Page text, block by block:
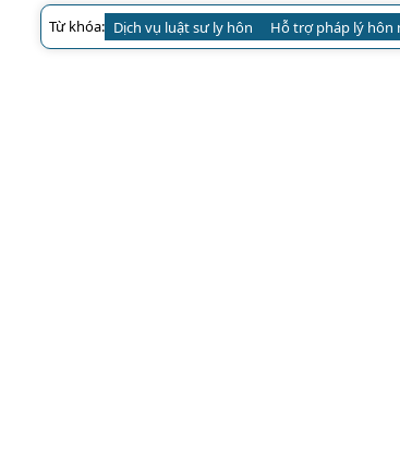
Từ khóa: Dịch vụ luật sư ly hôn Hỗ trợ pháp lý hôn